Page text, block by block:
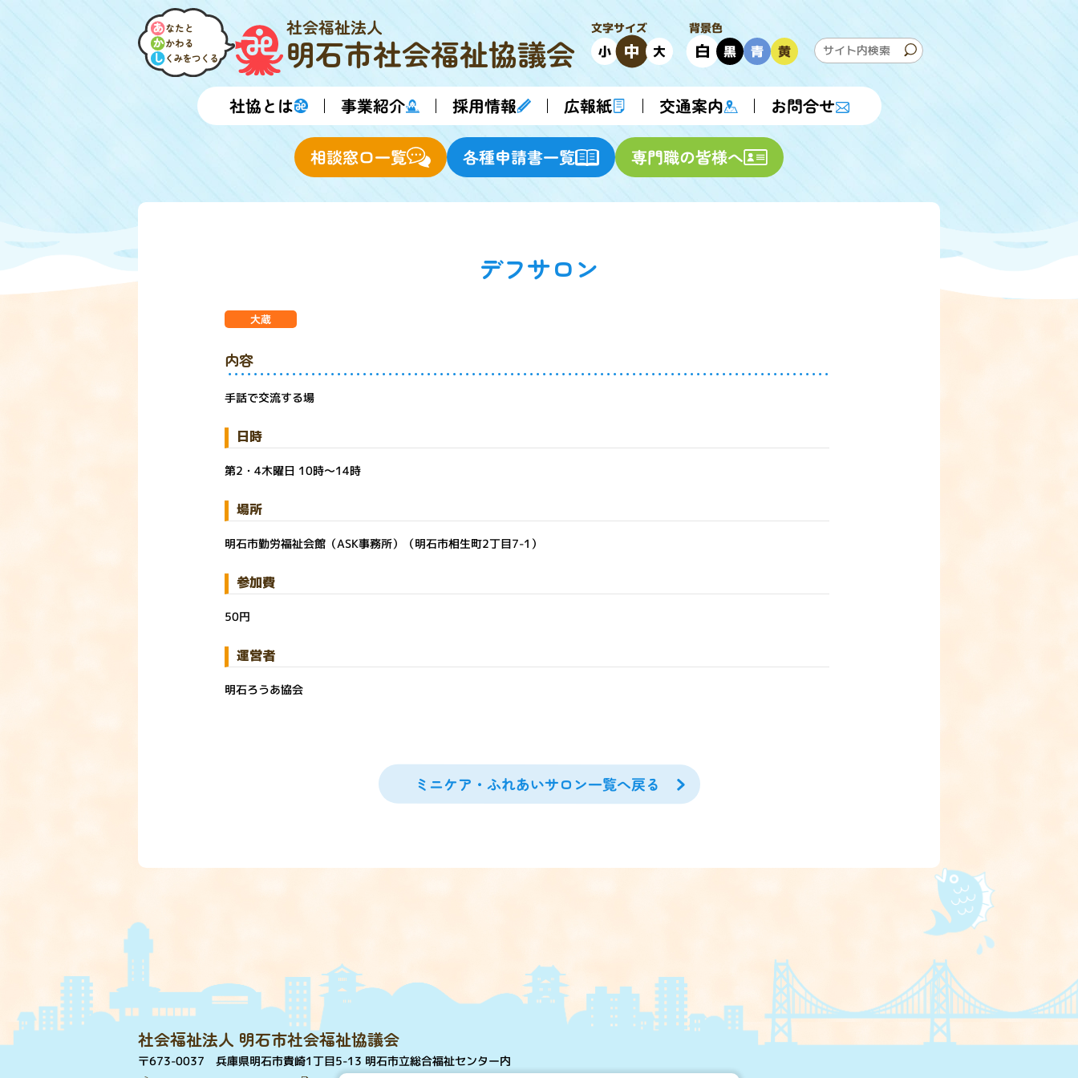
社会福祉法人
明石市社会福祉協議会
文字サイズ
小 中 大
背景色
白 黒 青 黄
社協とは 事業紹介 採用情報 広報紙 交通案内 お問合せ
相談窓口一覧 各種申請書一覧 専門職の皆様へ
デフサロン
大蔵
内容
手話で交流する場
日時
第2・4木曜日 10時～14時
場所
明石市勤労福祉会館（ASK事務所）（明石市相生町2丁目7-1）
参加費
50円
運営者
明石ろうあ協会
ミニケア・ふれあいサロン一覧へ戻る
社会福祉法人 明石市社会福祉協議会
〒673-0037兵庫県明石市貴崎1丁目5-13 明石市立総合福祉センター内